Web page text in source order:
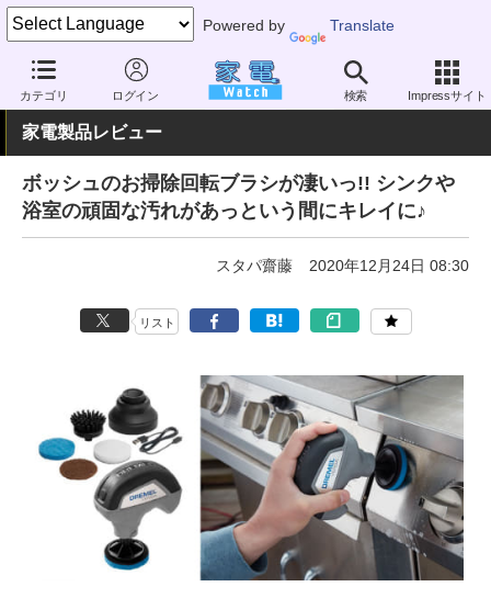
Powered by Translate
カテゴリ ログイン 検索 Impressサイト
家電 Watch 生活家電 家事家電 その他
家電製品レビュー
ボッシュのお掃除回転ブラシが凄いっ!! シンクや
浴室の頑固な汚れがあっという間にキレイに♪
スタパ齋藤 2020年12月24日 08:30
リスト